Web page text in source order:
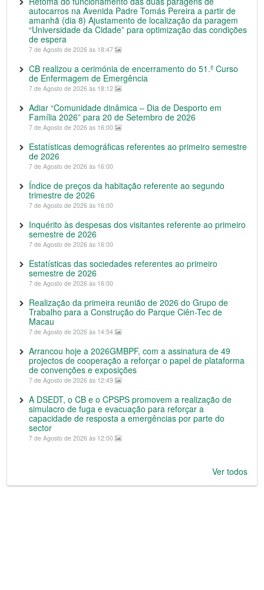
autocarros na Avenida Padre Tomás Pereira a partir de
amanhã (dia 8) Ajustamento de localização da paragem
“Universidade da Cidade” para optimização das condições
de espera
7 de Agosto de 2026 às 18:47
CB realizou a cerimónia de encerramento do 51.º Curso
de Enfermagem de Emergência
7 de Agosto de 2026 às 18:12
Adiar “Comunidade dinâmica – Dia de Desporto em
Família 2026” para 20 de Setembro de 2026
7 de Agosto de 2026 às 16:00
Estatísticas demográficas referentes ao primeiro semestre
de 2026
7 de Agosto de 2026 às 16:00
Índice de preços da habitação referente ao segundo
trimestre de 2026
7 de Agosto de 2026 às 16:00
Inquérito às despesas dos visitantes referente ao primeiro
semestre de 2026
7 de Agosto de 2026 às 16:00
Estatísticas das sociedades referentes ao primeiro
semestre de 2026
7 de Agosto de 2026 às 16:00
Realização da primeira reunião de 2026 do Grupo de
Trabalho para a Construção do Parque Ciên-Tec de
Macau
7 de Agosto de 2026 às 14:54
Arrancou hoje a 2026GMBPF, com a assinatura de 49
projectos de cooperação a reforçar o papel de plataforma
de convenções e exposições
7 de Agosto de 2026 às 12:49
A DSEDT, o CB e o CPSPS promovem a realização de
simulacro de fuga e evacuação para reforçar a
capacidade de resposta a emergências por parte do
sector
7 de Agosto de 2026 às 12:00
Ver todos